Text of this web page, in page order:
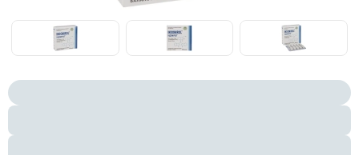
Item
of
1
of